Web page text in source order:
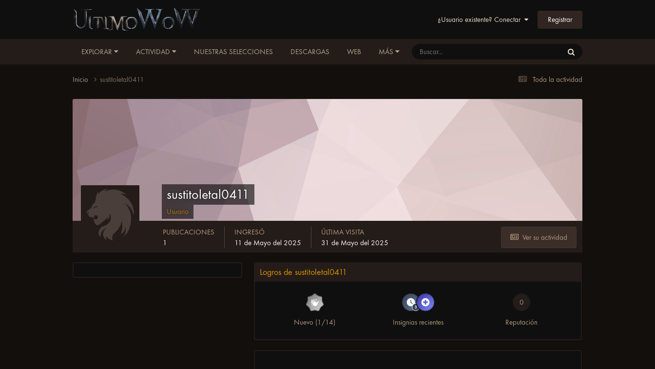
¿Usuario existente? Conectar Registrar
EXPLORAR ACTIVIDAD NUESTRAS SELECCIONES DESCARGAS WEB MÁS
Toda la actividad
Inicio sustitoletal0411
sustitoletal0411
Usuario
Ver su actividad
PUBLICACIONES
1
INGRESÓ
11 de Mayo del 2025
ÚLTIMA VISITA
31 de Mayo del 2025
Logros de sustitoletal0411
Nuevo (1/14) Insignias recientes
0
Reputación